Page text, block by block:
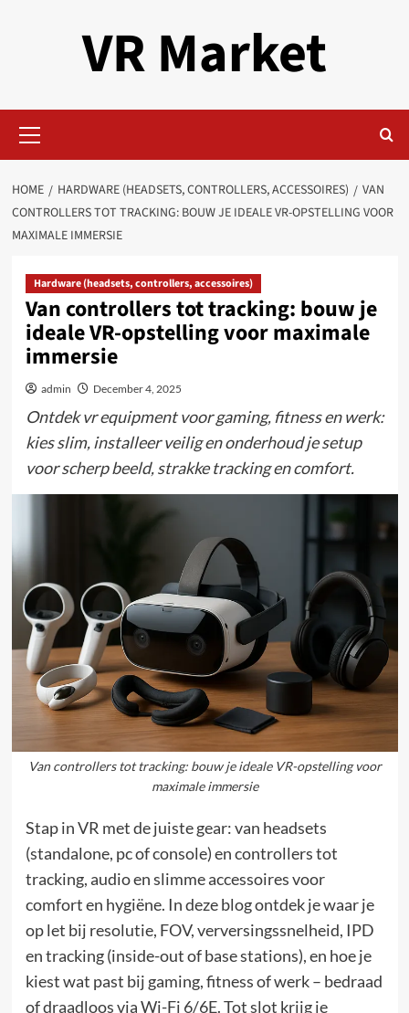
VR Market
Menu
HOME HARDWARE (HEADSETS, CONTROLLERS, ACCESSOIRES)
VAN
CONTROLLERS TOT TRACKING: BOUW JE IDEALE VR-OPSTELLING VOOR
MAXIMALE IMMERSIE
Hardware (headsets, controllers, accessoires)
Van controllers tot tracking: bouw je
ideale VR-opstelling voor maximale
immersie
admin December 4, 2025
Ontdek vr equipment voor gaming, fitness en werk:
kies slim, installeer veilig en onderhoud je setup
voor scherp beeld, strakke tracking en comfort.
Van controllers tot tracking: bouw je ideale VR-opstelling voor
maximale immersie
Stap in VR met de juiste gear: van headsets
(standalone, pc of console) en controllers tot
tracking, audio en slimme accessoires voor
comfort en hygiëne. In deze blog ontdek je waar je
op let bij resolutie, FOV, verversingssnelheid, IPD
en tracking (inside-out of base stations), en hoe je
kiest wat past bij gaming, fitness of werk – bedraad
of draadloos via Wi-Fi 6/6E. Tot slot krijg je